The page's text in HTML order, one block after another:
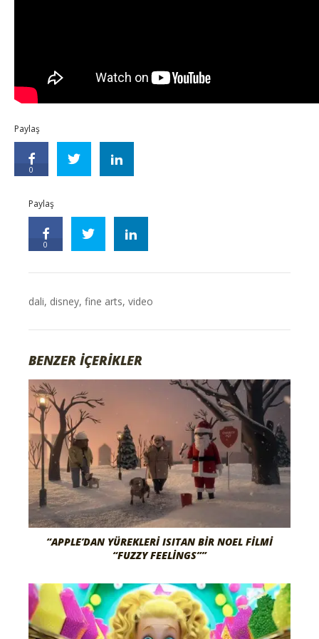
Paylaş
0
Paylaş
0
dali, disney,fine arts,video
BENZER İÇERİKLER
“APPLE’DAN YÜREKLERI ISITAN BIR NOEL FILMI
“FUZZY FEELINGS””